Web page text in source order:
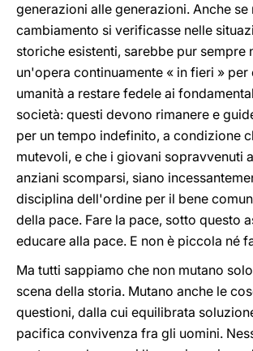
generazioni alle generazioni. Anche se
cambiamento si verificasse nelle
storiche esistenti, sarebbe pur sempre
un'opera continuamente « in fieri » per
umanità a restare fedele ai
società: questi devono rimanere e
per un tempo indefinito, a condizione
mutevoli, e che i giovani sopravvenuti
anziani scomparsi, siano
disciplina dell'ordine per il bene
della pace. Fare la pace, sotto questo
educare alla pace. E non è piccola né
Ma tutti sappiamo che non mutano
scena della storia. Mutano anche le
questioni, dalla cui equilibrata
pacifica convivenza fra gli uomini.